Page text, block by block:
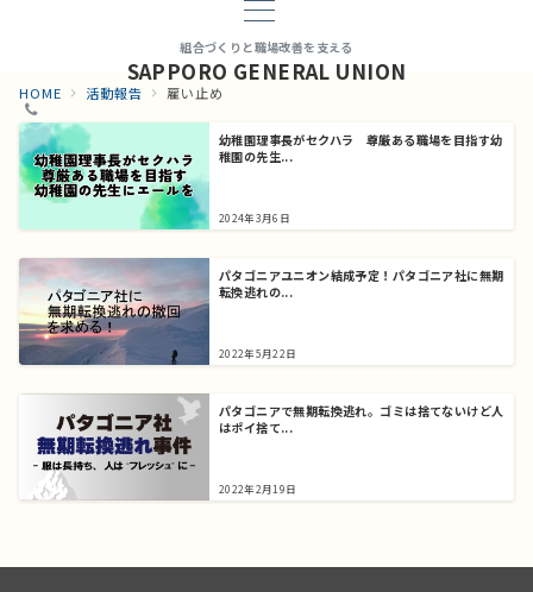
組合づくりと職場改善を支える
SAPPORO GENERAL UNION
HOME 活動報告 雇い止め
幼稚園理事長がセクハラ 尊厳ある職場を目指す幼
稚園の先生...
2024年3月6日
パタゴニアユニオン結成予定！パタゴニア社に無期
転換逃れの...
2022年5月22日
パタゴニアで無期転換逃れ。ゴミは捨てないけど人
はポイ捨て...
2022年2月19日